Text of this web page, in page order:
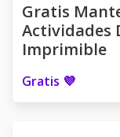
Gratis
Actividades
Imprimible
Gratis 💜